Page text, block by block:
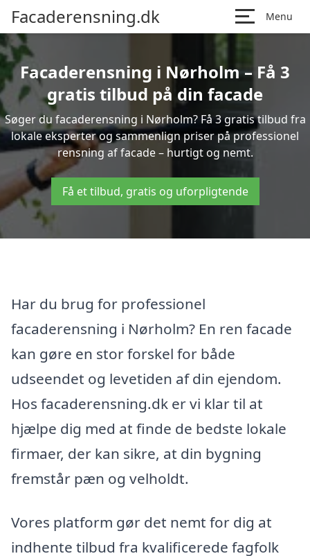
Facaderensning.dk Menu
Facaderensning i Nørholm – Få 3
gratis tilbud på din facade
Søger du facaderensning i Nørholm? Få 3 gratis tilbud fra
lokale eksperter og sammenlign priser på professionel
rensning af facade – hurtigt og nemt.
Få et tilbud, gratis og uforpligtende
Har du brug for professionel
facaderensning i Nørholm? En ren facade
kan gøre en stor forskel for både
udseendet og levetiden af din ejendom.
Hos facaderensning.dk er vi klar til at
hjælpe dig med at finde de bedste lokale
firmaer, der kan sikre, at din bygning
fremstår pæn og velholdt.
Vores platform gør det nemt for dig at
indhente tilbud fra kvalificerede fagfolk